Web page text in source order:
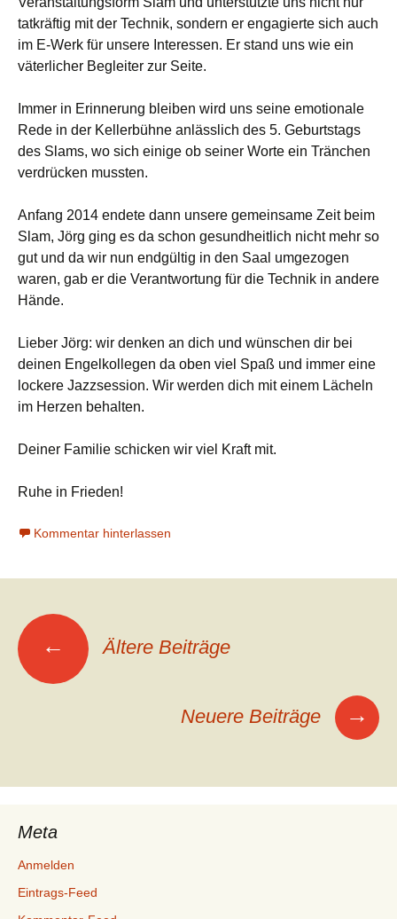
tatkräftig mit der Technik, sondern er engagierte sich auch
im E-Werk für unsere Interessen. Er stand uns wie ein
väterlicher Begleiter zur Seite.
Immer in Erinnerung bleiben wird uns seine emotionale
Rede in der Kellerbühne anlässlich des 5. Geburtstags
des Slams, wo sich einige ob seiner Worte ein Tränchen
verdrücken mussten.
Anfang 2014 endete dann unsere gemeinsame Zeit beim
Slam, Jörg ging es da schon gesundheitlich nicht mehr so
gut und da wir nun endgültig in den Saal umgezogen
waren, gab er die Verantwortung für die Technik in andere
Hände.
Lieber Jörg: wir denken an dich und wünschen dir bei
deinen Engelkollegen da oben viel Spaß und immer eine
lockere Jazzsession. Wir werden dich mit einem Lächeln
im Herzen behalten.
Deiner Familie schicken wir viel Kraft mit.
Ruhe in Frieden!
Kommentar hinterlassen
Beitragsnavigation
← Ältere Beiträge
Neuere Beiträge →
Meta
Anmelden
Eintrags-Feed